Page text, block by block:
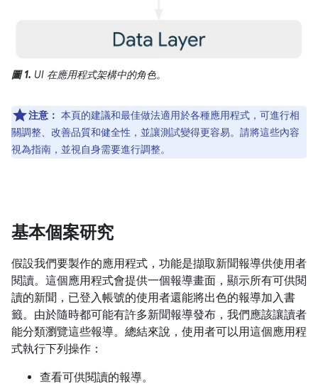
圖 1. UI 在應用程式架構中的角色。
注意： 本頁的建議和最佳做法適用於各種應用程式，可進行相
關調整、改善品質和健全性，並讓測試變得更容易。請將這些內容
視為指南，並視自身需要進行調整。
基本個案研究
假設我們要製作的應用程式，功能是擷取新聞報導供使用者
閱讀。這個應用程式會提供一個報導畫面，顯示所有可供閱
讀的新聞，已登入帳號的使用者還能將出色的報導加入書
籤。由於隨時都可能有許多新聞報導發布，我們應該讓讀者
能分類瀏覽這些報導。總結來說，使用者可以用這個應用程
式執行下列操作：
查看可供閱讀的報導。